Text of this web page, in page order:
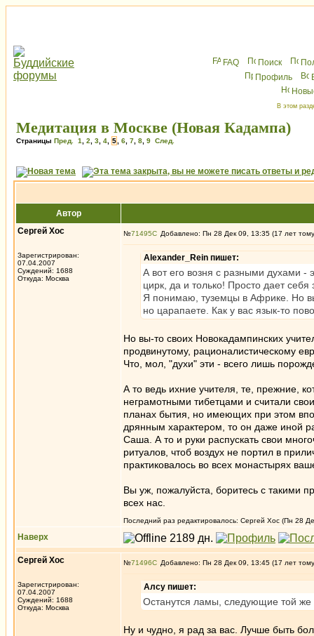
FAQ Поиск
Профиль
В этом
Медитация в Москве (Новая Кадампа)
Страницы Пред. 1 2 3 4 5 6 7 8 9 След.
Автор
Сергей Хос
Зарегистрирован:
07.04.2007
Суждений: 1688
Откуда: Москва
№71495 Добавлено: Пн 28 Дек 09, 13:35 (17 лет
Alexander_Rein пишет:
А вот его возня с разными духами -
цирк, да и только! Просто дает
Я понимаю, туземцы в Африке. Но
но царапаете. Как у вас язык-то
Но вы-то своих Новокадампинских
продвинутому, рационалистическому
Что, мол, "духи" эти - всего лишь
А то ведь ихние учителя, те, прежние,
неграмотными тибетцами и считали
планах бытия, но имеющих при этом
дрянным характером, то он даже иной
Саша. А то и руки распускать свои
ритуалов, чтоб воздух не портил в
практиковалось во всех монастырях
Вы уж, пожалуйста, боритесь с такими
всех нас.
Последний раз редактировалось: Сергей Хос (Пн 28
Наверх
Сергей Хос
Зарегистрирован:
07.04.2007
Суждений: 1688
Откуда: Москва
№71496 Добавлено: Пн 28 Дек 09, 13:45 (17 лет
Алсу пишет:
Останутся ламы, следующие той
Ну и чудно, я рад за вас. Лучше быть